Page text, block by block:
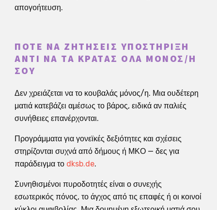
απογοήτευση.
ΠΌΤΕ ΝΑ ΖΗΤΉΣΕΙΣ ΥΠΟΣΤΉΡΙΞΗ
ΑΝΤΊ ΝΑ ΤΑ ΚΡΑΤΆΣ ΌΛΑ ΜΌΝΟΣ/Η
ΣΟΥ
Δεν χρειάζεται να το κουβαλάς μόνος/η. Μια ουδέτερη
ματιά κατεβάζει αμέσως το βάρος, ειδικά αν παλιές
συνήθειες επανέρχονται.
Προγράμματα για γονεϊκές δεξιότητες και σχέσεις
στηρίζονται συχνά από δήμους ή ΜΚΟ — δες για
παράδειγμα το dksb.de.
Συνηθισμένοι πυροδοτητές είναι ο συνεχής
εσωτερικός πόνος, το άγχος από τις επαφές ή οι κοινοί